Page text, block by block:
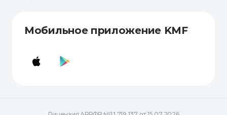
Мобильное приложение KMF